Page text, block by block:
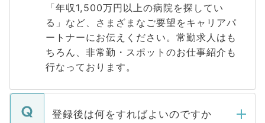
「年収1,500万円以上の病院を探してい
る」など、さまざまなご要望をキャリアパ
ートナーにお伝えください。常勤求人はも
ちろん、非常勤・スポットのお仕事紹介も
行なっております。
登録後は何をすればよいのですか